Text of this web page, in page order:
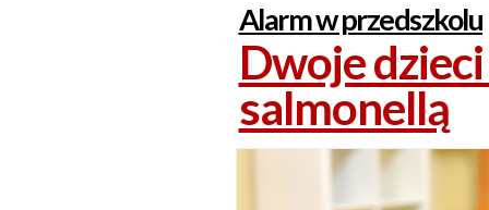
Alarm w przedszkolu
Dwoje
salmonellą